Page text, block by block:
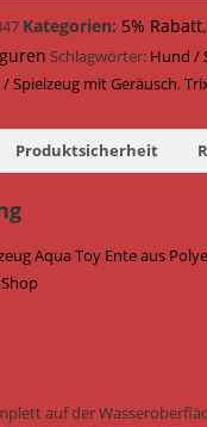
Kategorien: 5% Rabatt,
Schlagwörter: Hund /
Spielzeug mit Geräusch,
Produktsicherheit
Aqua Toy Ente aus
auf der